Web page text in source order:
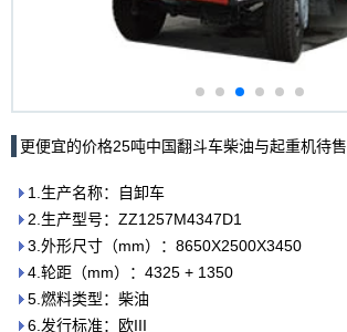
更便宜的价格25吨中国翻斗车柴油与起重机待售
1.生产名称：自卸车
2.生产型号：ZZ1257M4347D1
3.外形尺寸（mm）：8650X2500X3450
4.轮距（mm）：4325 + 1350
5.燃料类型：柴油
6.发行标准：欧III